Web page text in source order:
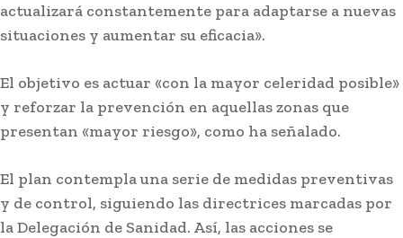
Semana Santa
Jaén: Roban joyas de la Virgen de la Fuensanta
Coronada de Alcaudete
actualizará constantemente para adaptarse a nuevas
situaciones y aumentar su eficacia».
El objetivo es actuar «con la mayor celeridad posible»
y reforzar la prevención en aquellas zonas que
presentan «mayor riesgo», como ha señalado.
El plan contempla una serie de medidas preventivas
y de control, siguiendo las directrices marcadas por
la Delegación de Sanidad. Así, las acciones se